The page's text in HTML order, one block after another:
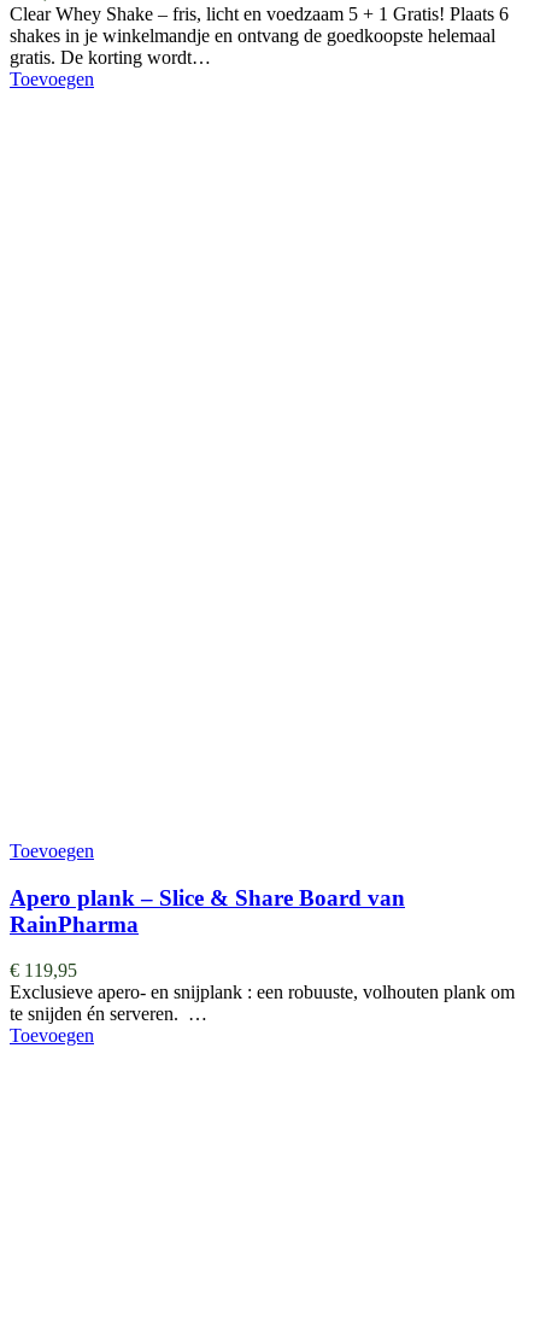
Clear Whey Shake – fris, licht en voedzaam 5 + 1 Gratis! Plaats 6
shakes in je winkelmandje en ontvang de goedkoopste helemaal
gratis. De korting wordt…
Toevoegen
Toevoegen
Apero plank – Slice & Share Board van
RainPharma
€ 119,95
Exclusieve apero- en snijplank : een robuuste, volhouten plank om
te snijden én serveren. …
Toevoegen